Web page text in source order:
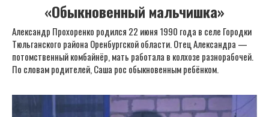
«Обыкновенный мальчишка»
Александр Прохоренко родился 22 июня 1990 года в селе Городки
Тюльганского района Оренбургской области. Отец Александра —
потомственный комбайнёр, мать работала в колхозе разнорабочей.
По словам родителей, Саша рос обыкновенным ребёнком.